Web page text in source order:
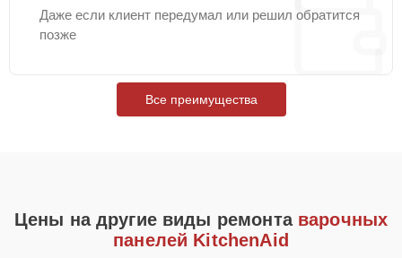
Даже если клиент передумал или решил обратится
позже
Все преимущества
Цены на другие виды ремонта варочных
панелей KitchenAid